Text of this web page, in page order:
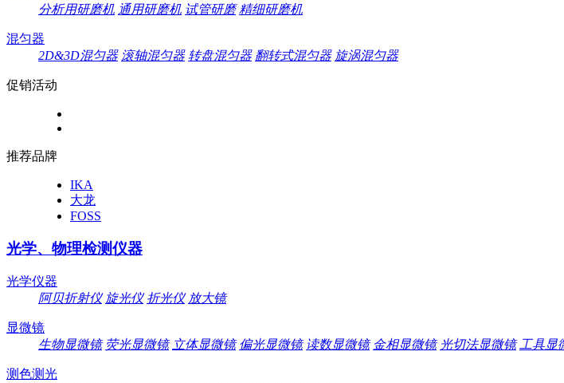
分析用研磨机 通用研磨机 试管研磨 精细研磨机
混匀器
2D&3D混匀器 滚轴混匀器 转盘混匀器 翻转式混匀器 旋涡混匀器
促销活动
推荐品牌
IKA
大龙
FOSS
光学、物理检测仪器
光学仪器
阿贝折射仪 旋光仪 折光仪 放大镜
显微镜
生物显微镜 荧光显微镜 立体显微镜 偏光显微镜 读数显微镜 金相显微镜 光切法显微镜 工具显
测色测光